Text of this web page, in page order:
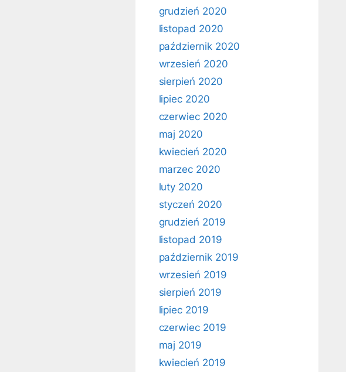
grudzień 2020
listopad 2020
październik 2020
wrzesień 2020
sierpień 2020
lipiec 2020
czerwiec 2020
maj 2020
kwiecień 2020
marzec 2020
luty 2020
styczeń 2020
grudzień 2019
listopad 2019
październik 2019
wrzesień 2019
sierpień 2019
lipiec 2019
czerwiec 2019
maj 2019
kwiecień 2019